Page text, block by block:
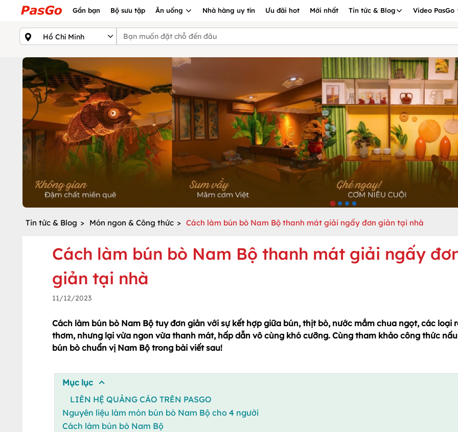
Gần bạn Bộ sưu tập Ăn uống Nhà hàng uy tín Ưu đãi hot Mới nhất Tin tức & Blog Video PasGo
Tin tức & Blog > Món ngon & Công thức > Cách làm bún bò Nam Bộ thanh mát giải ngấy đơn giản tại nhà
Cách làm bún bò Nam Bộ thanh mát giải ngấy
giản tại nhà
11/12/2023
Cách làm bún bò Nam Bộ tuy đơn giản với sự kết hợp giữa bún, thịt bò, nước mắm chua ngọt, các loại
thơm, nhưng lại vừa ngon vừa thanh mát, hấp dẫn vô cùng khó cưỡng. Cùng tham khảo công thức nấu
bún bò chuẩn vị Nam Bộ trong bài viết sau!
Mục lục
LIÊN HỆ QUẢNG CÁO TRÊN PASGO
Nguyên liệu làm món bún bò Nam Bộ cho 4 người
Cách làm bún bò Nam Bộ